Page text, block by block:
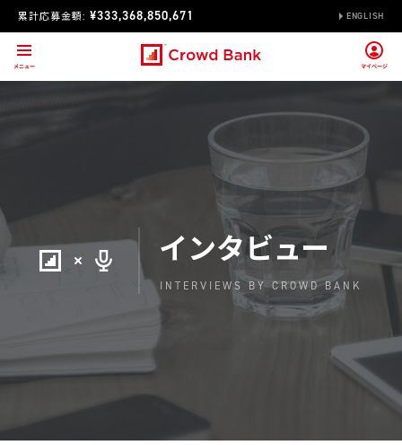
累計応募金額: ¥333,368,850,671 ENGLISH
インタビュー
INTERVIEWS BY CROWD BANK